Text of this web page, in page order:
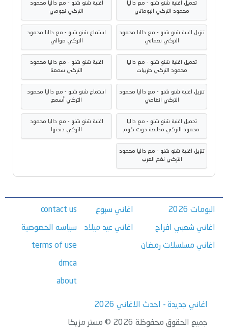
تحميل اغنية شنو شنو - مع داليا
محمود التركي البوماتي
اغنية شنو شنو - مع داليا محمود
التركي نجومي
تنزيل اغنية شنو شنو - مع داليا محمود
التركي نغماتي
استماع شنو شنو - مع داليا محمود
التركي موالي
تحميل اغنية شنو شنو - مع داليا
محمود التركي طربيات
اغنية شنو شنو - مع داليا محمود
التركي سمعنا
تنزيل اغنية شنو شنو - مع داليا محمود
التركي انغامي
استماع شنو شنو - مع داليا محمود
التركي أسمع
تحميل اغنية شنو شنو - مع داليا
محمود التركي مطبعة دوت كوم
اغنية شنو شنو - مع داليا محمود
التركي دندنها
تنزيل اغنية شنو شنو - مع داليا محمود
التركي نغم العرب
البومات 2026
اغاني شعبي افراح
اغاني مسلسلات رمضان
اغاني سبوع
اغاني عيد ميلاد
contact us
سياسه الخصوصية
terms of use
dmca
about
اغاني جديدة - احدث الاغاني 2026
جميع الحقوق محفوظة 2026 © مستر مزيكا